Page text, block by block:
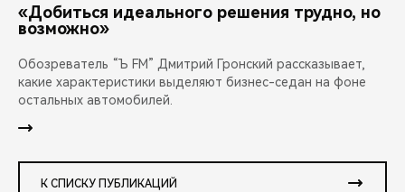
«Добиться идеального решения трудно, но
возможно»
Обозреватель “Ъ FM” Дмитрий Гронский рассказывает,
какие характеристики выделяют бизнес-седан на фоне
остальных автомобилей.
К СПИСКУ ПУБЛИКАЦИЙ